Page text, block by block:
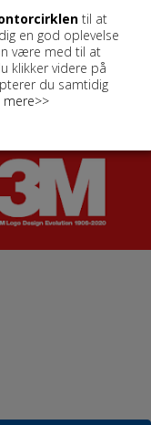
til at
en god oplevelse
være med til at
klikker videre på
du samtidig